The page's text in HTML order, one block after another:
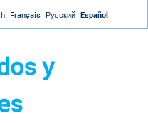
Français Русский Español
y